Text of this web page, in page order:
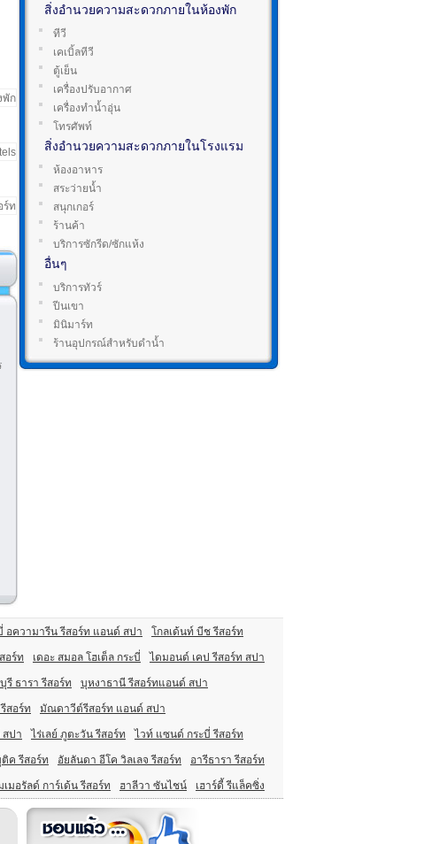
สิ่งอำนวยความสะดวกภายในห้องพัก
ทีวี
เคเบิ้ลทีวี
ตู้เย็น
เครื่องปรับอากาศ
เครื่องทำน้ำอุ่น
โทรศัพท์
สิ่งอำนวยความสะดวกภายในโรงแรม
ห้องอาหาร
สระว่ายน้ำ
สนุกเกอร์
ร้านค้า
บริการซักรีด/ซักแห้ง
อื่นๆ
บริการทัวร์
ปีนเขา
มินิมาร์ท
ร้านอุปกรณ์สำหรับดำน้ำ
อความารีน รีสอร์ท แอนด์ สปา โกลเด้นท์ บีช รีสอร์ท
อร์ท เดอะ สมอล โฮเต็ล กระบี่ ไดมอนด์ เคป รีสอร์ท สปา
บุรี ธารา รีสอร์ท บุหงาธานี รีสอร์ทแอนด์ สปา
สอร์ท มัณดาวีต์รีสอร์ท แอนด์ สปา
สปา ไร่เลย์ ภูตะวัน รีสอร์ท ไวท์ แซนด์ กระบี่ รีสอร์ท
ค รีสอร์ท อัยลันดา อีโค วิลเลจ รีสอร์ท อารีธารา รีสอร์ท
เมอรัลด์ การ์เด้น รีสอร์ท ฮาลีวา ซันไชน์ เฮาร์ดี้ รีแล็คซิ่ง